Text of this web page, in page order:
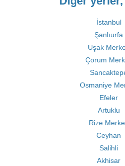
İstanbul
Şanlıurfa
Uşak
Çorum
Osmaniye
Efeler
Artuklu
Rize
Ceyhan
Salihli
Akhisar